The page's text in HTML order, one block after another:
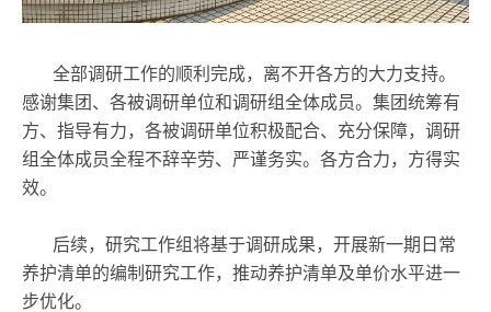
全部调研工作的顺利完成，离不开各方的大力支持。
感谢集团、各被调研单位和调研组全体成员。集团统筹有
方、指导有力，各被调研单位积极配合、充分保障，调研
组全体成员全程不辞辛劳、严谨务实。各方合力，方得实
效。
后续，研究工作组将基于调研成果，开展新一期日常
养护清单的编制研究工作，推动养护清单及单价水平进一
步优化。